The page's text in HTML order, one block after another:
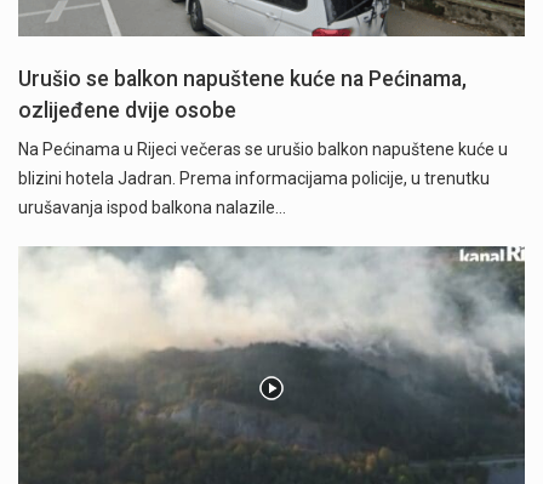
Urušio se balkon napuštene kuće na Pećinama,
ozlijeđene dvije osobe
Na Pećinama u Rijeci večeras se urušio balkon napuštene kuće u
blizini hotela Jadran. Prema informacijama policije, u trenutku
urušavanja ispod balkona nalazile…